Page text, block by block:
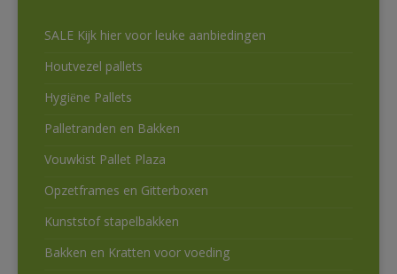
SALE Kijk hier voor leuke aanbiedingen
Houtvezel pallets
Hygiëne Pallets
Palletranden en Bakken
Vouwkist Pallet Plaza
Opzetframes en Gitterboxen
Kunststof stapelbakken
Bakken en Kratten voor voeding